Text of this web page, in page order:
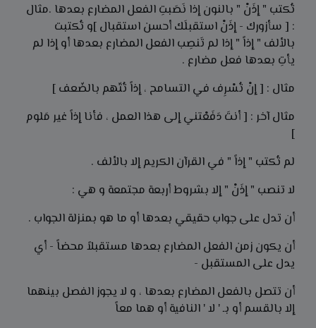
تُكتب " إذَنْ " بالنون إذا نَصَبتِ الفعل المضارع بعدها .مثال
: [ سأزورك - إذَنْ استقبلَك أحسن استقبال ]و تُكتبت
بالألف " إذاً " إذا لم تَنصِب الفعل المضارع بعدها أو إذا لم
يأتِ بعدها فعل مضارع .
مثال : [ إنْ تُسْرِف في التسامح ، إذاً تُتّهم بالضّعف ]
مثال آخر : [ أنتَ دَفَعْتني إلى هذا العمل ، فأنا إذاً غير مَلوم
]
لم تُكتب " إذاً " في القرآن الكريم إلا بالألف .
لا تنصب " إذَنْ " إلا بشروط أربعة مجتمعة و هي :
أن تدل على جواب حقيقي بعدها أو ما هو بمنزلة الجواب .
أن يكون زمن الفعل المضارع بعدها مستقبلاً محضاً - أي
يدل على المستقبل -
أن تتصل بالفعل المضارع بعدها ، و لا يجوز الفصل بينهما
إلا بالقسم أو بـ ' لا ' النافية أو هما معاً